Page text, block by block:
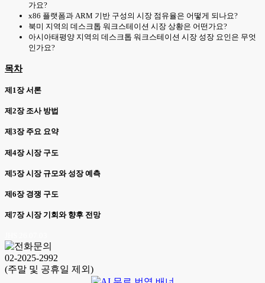
가요?
x86 플랫폼과 ARM 기반 구성의 시장 점유율은 어떻게 되나요?
북미 지역의 데스크톱 워크스테이션 시장 상황은 어떤가요?
아시아태평양 지역의 데스크톱 워크스테이션 시장 성장 요인은 무엇
인가요?
목차
제1장 서론
제2장 조사 방법
제3장 주요 요약
제4장 시장 구도
제5장 시장 규모와 성장 예측
제6장 경쟁 구도
제7장 시장 기회와 향후 전망
02-2025-2992
(주말 및 공휴일 제외)